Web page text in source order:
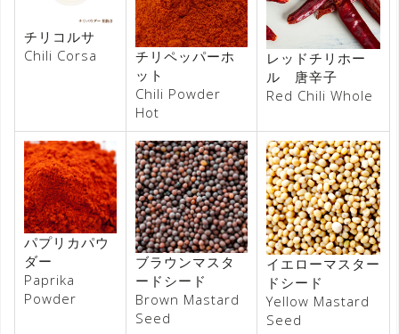
チリコルサ
Chili Corsa
チリペッパーホ
ット
Chili Powder
Hot
レッドチリホー
ル 唐辛子
Red Chili Whole
パプリカパウ
ダー
Paprika
Powder
ブラウンマスタ
ードシード
Brown Mastard
Seed
イエローマスター
ドシード
Yellow Mastard
Seed